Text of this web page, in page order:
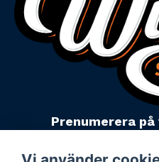
Prenumerera